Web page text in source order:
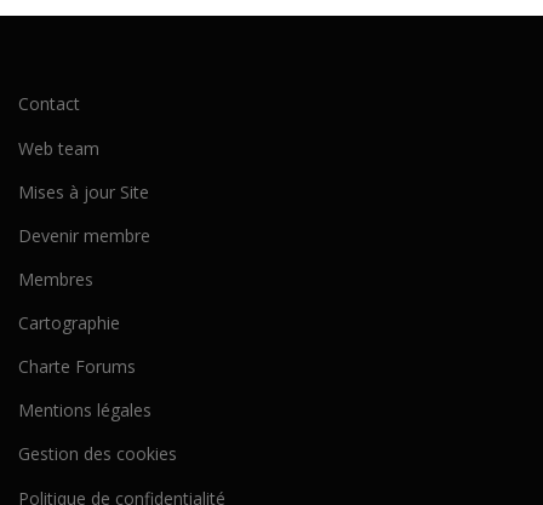
Contact
Web team
Mises à jour Site
Devenir membre
Membres
Cartographie
Charte Forums
Mentions légales
Gestion des cookies
Politique de confidentialité